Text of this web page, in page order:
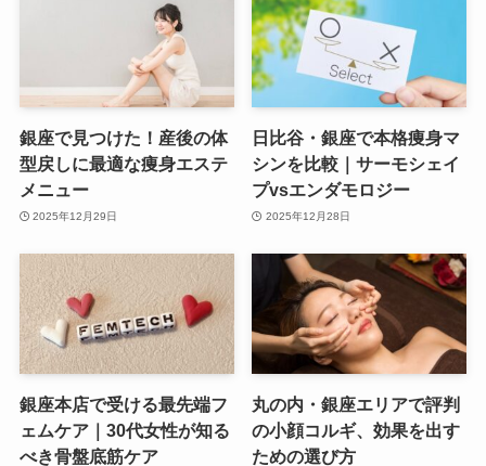
銀座で見つけた！産後の体
型戻しに最適な痩身エステ
メニュー
2025年12月29日
日比谷・銀座で本格痩身マ
シンを比較｜サーモシェイ
プvsエンダモロジー
2025年12月28日
銀座本店で受ける最先端フ
ェムケア｜30代女性が知る
べき骨盤底筋ケア
丸の内・銀座エリアで評判
の小顔コルギ、効果を出す
ための選び方